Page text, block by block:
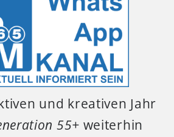
und kreativen Jahr
55+ weiterhin